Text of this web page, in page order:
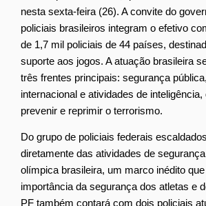
nesta sexta-feira (26). A convite do
policiais brasileiros integram o efetivo
de 1,7 mil policiais de 44 países,
suporte aos jogos. A atuação brasileira
três frentes principais: segurança
internacional e atividades de
prevenir e reprimir o terrorismo.
Do grupo de policiais federais
diretamente das atividades de
olímpica brasileira, um marco inédito
importância da segurança dos atletas e
PF também contará com dois policiais